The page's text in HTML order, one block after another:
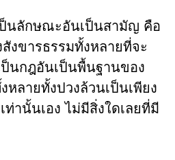
นลักษณะอันเป็นสามัญ คือ
งขารธรรมทั้งหลายที่จะ
นกฎอันเป็นพื้นฐานของ
หลายทั้งปวงล้วนเป็นเพียง
านั้นเอง ไม่มีสิ่งใดเลยที่มี